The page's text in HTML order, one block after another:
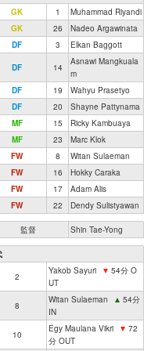
GK 1
Muhammad Riyandi
GK 26
Nadeo Argawinata
DF 3 Elkan Baggott
DF 14
Asnawi Mangkuala
m
DF 19
Wahyu Prasetyo
DF 20
Shayne Pattynama
MF 15
Ricky Kambuaya
MF 23
Marc Klok
FW 8
Witan Sulaeman
FW 16
Hokky Caraka
FW 17
Adam Alis
FW 22 Dendy Sulistyawan
監督 Shin Tae-Yong
2
Yakob Sayuri ▼ 54分 O
UT
8
Witan Sulaeman ▲ 54分
IN
10
Egy Maulana Vikri ▼ 72
分 OUT